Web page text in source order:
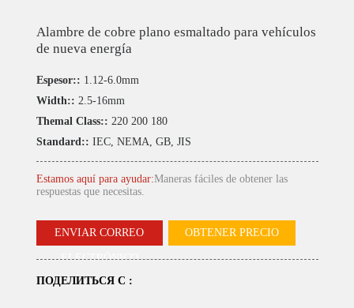
Alambre de cobre plano esmaltado para vehículos
de nueva energía
Espesor:: 1.12-6.0mm
Width:: 2.5-16mm
Themal Class:: 220 200 180
Standard:: IEC, NEMA, GB, JIS
Estamos aquí para ayudar:Maneras fáciles de obtener las
respuestas que necesitas.
ENVIAR CORREO
ELECTRÓNICO
OBTENER PRECIO
ПОДЕЛИТЬСЯ С :